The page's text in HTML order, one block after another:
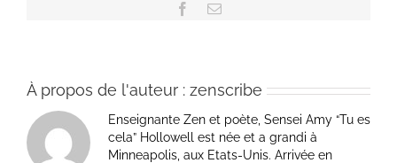
Facebook
Email
À propos de l'auteur : zenscribe
Enseignante Zen et poète, Sensei Amy “Tu es
cela” Hollowell est née et a grandi à
Minneapolis, aux Etats-Unis. Arrivée en